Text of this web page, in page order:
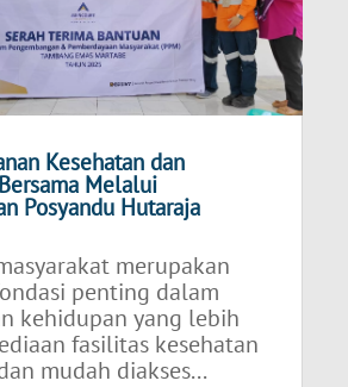
Kesehatan dan
Melalui
Posyandu Hutaraja
merupakan
penting dalam
kehidupan yang lebih
fasilitas kesehatan
mudah diakses...